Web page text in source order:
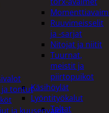
Ruuvimeisselit
ja -sarjat
Nitojat ja niitit
Tuurnat,
meistit ja
piirtopuikot
Käsihöylät
Lyöntityökalut
Taltat
ja tontut
ja kuusenvalot